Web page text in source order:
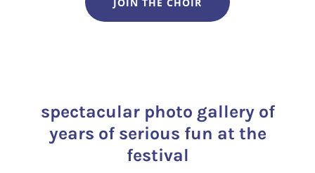
spectacular photo gallery of
years of serious fun at the
festival